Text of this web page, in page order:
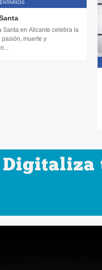
Santa en Alicante celebra la
pasión, muerte y